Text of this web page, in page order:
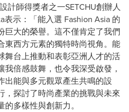
計師得獎者之一SETCHU創辦人
表示：「能入選 Fashion Asia 的
巨大的榮譽。這不僅肯定了我們
東西方元素的獨特時尚視角。能
舞台上推動和表彰亞洲人才的活
倍感鼓舞，也令我深受啟發，
出能與多元觀眾產生共鳴的設
，探討了時尚產業的挑戰與未來
多樣性與創新力。